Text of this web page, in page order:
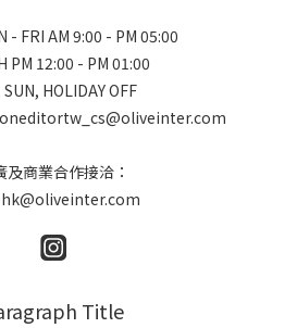
- FRI AM 9:00 - PM 05:00
PM 12:00 - PM 01:00
SUN, HOLIDAY OFF
及商業合作接洽：
Title